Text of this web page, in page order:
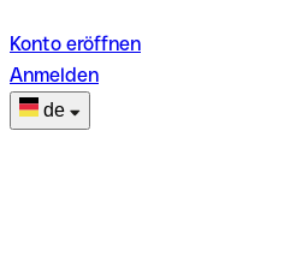
Konto eröffnen
Anmelden
de